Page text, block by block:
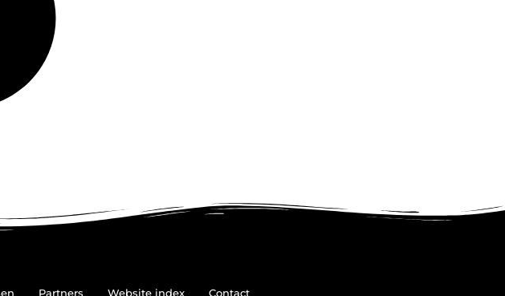
Partners Website index Contact